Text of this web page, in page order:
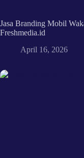
Jasa Branding Mobil
Freshmedia.id
April 16, 2026